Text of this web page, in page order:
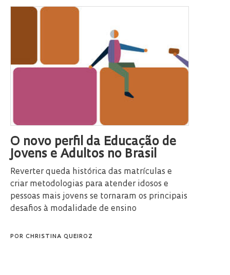
O novo perfil da Educação de
Jovens e Adultos no Brasil
Reverter queda histórica das matrículas e
criar metodologias para atender idosos e
pessoas mais jovens se tornaram os principais
desafios à modalidade de ensino
POR CHRISTINA QUEIROZ